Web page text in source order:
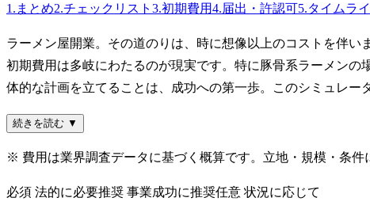
1 . まとめ2.チェックリスト 3.初期費用4.届出・許認可5.タイムラ
ラーメン屋開業。その道のりは、時に想像以上のコストを伴
初期費用は多岐にわたるのが現実です。特に豚骨系ラーメン
体的な計画を立てることは、成功への第一歩。このシミュレー
続きを読む ▼
※ 費用は業界調査データに基づく概算です。立地・規模・条件
必須 法的に必要推奨 事業成功に推奨任意 状況に応じて